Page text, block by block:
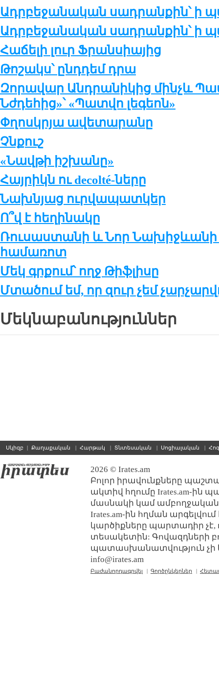
Ադրբեջանական սադրանքին՝
Ադրբեջանական սադրանքին՝
Հաճելի լուր Ֆրանսիայից
Թոշակս՝ ընդդեմ դրա
Զորավար Անդրանիկից մինչև
Նժդեհից»՝ «Պատվո լեգեոն»
Փղոսկրյա ավետարանը
Չնքուշ
«Նավթի իշխանը»
Հայրիկն ու decolté-ները
Նախնյաց ուրվապատկեր
Ո՞վ է հեղինակը
Ռուսաստանի և Նոր Նախիջևանի
համառոտ
Մեկ գրքում՝ ողջ Թիֆլիսը
Մտածում եմ, որ զուր չեմ
Մեկնաբանություններ
Սկիզբ | Քաղաքական | Հարթակ | Տնտեսական | Սոցիալական |
2026 © Irates.am
Բոլոր իրավունքները
ակտիվ հղումը Irates.am-ին
մասնակի կամ ամբողջական
Irates.am-ին հղման
կարծիքները պարտադիր չէ,
տեսակետին: Գովազդների
պատասխանատվություն չի
info@irates.am
Բաժանորդագրվել | Գործընկերներ |